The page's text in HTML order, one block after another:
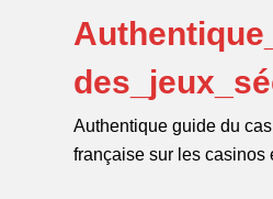
Authentique guide du
française sur les